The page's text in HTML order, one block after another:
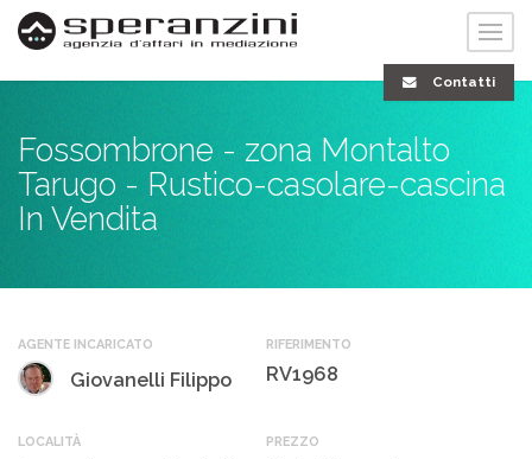
Contatti
Fossombrone - zona Montalto
Tarugo - Rustico-casolare-cascina
In Vendita
AGENTE INCARICATO
Giovanelli Filippo
RIFERIMENTO
RV1968
LOCALITÀ PREZZO